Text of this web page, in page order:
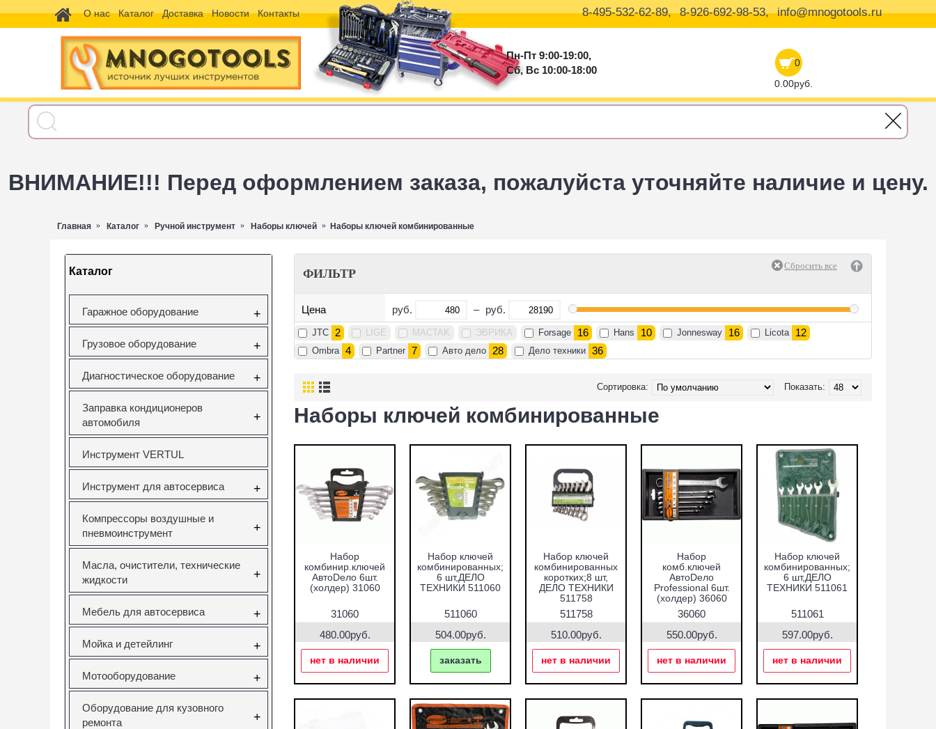
О нас Каталог Доставка Новости Контакты 8-495-532-62-89, 8-926-692-98-53, info@mnogotools.ru
Пн-Пт 9:00-19:00,
Сб, Вс 10:00-18:00
0
0.00руб.
ВНИМАНИЕ!!! Перед оформлением заказа, пожалуйста уточняйте наличие и цену.
Главная Каталог Ручной инструмент Наборы ключей Наборы ключей комбинированные
Каталог
Гаражное оборудование +
Грузовое оборудование +
Диагностическое оборудование +
Заправка кондиционеров
автомобиля
+
Инструмент VERTUL
Инструмент для автосервиса +
Компрессоры воздушные и
пневмоинструмент
+
Масла, очистители, технические
жидкости
+
Мебель для автосервиса +
Мойка и детейлинг +
Мотооборудование +
Оборудование для кузовного
ремонта
+
ФИЛЬТР
Цена руб. – руб.
JTC 2 LIGE MACTAK ЭВРИКА Forsage 16 Hans 10 Jonnesway 16 Licota 12
Ombra 4 Partner 7 Авто дело 28 Дело техники 36
Показать:
Сортировка:
Наборы ключей комбинированные
Набор
комбинир.ключей
АвтоDело 6шт.
(холдер) 31060
31060
480.00руб.
нет в наличии
Набор ключей
комбинированных;
6 шт,ДЕЛО
ТЕХНИКИ 511060
511060
504.00руб.
заказать
Набор ключей
комбинированных
коротких;8 шт,
ДЕЛО ТЕХНИКИ
511758
511758
510.00руб.
нет в наличии
Набор
комб.ключей
АвтоDело
Professional 6шт.
(холдер) 36060
36060
550.00руб.
нет в наличии
Набор ключей
комбинированных;
6 шт,ДЕЛО
ТЕХНИКИ 511061
511061
597.00руб.
нет в наличии